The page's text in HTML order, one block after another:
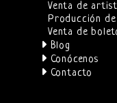
Venta de
Producción de
Venta de
Blog
Conócenos
Contacto